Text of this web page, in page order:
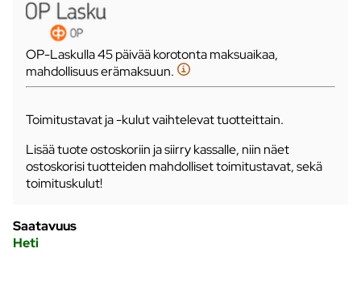
OP-Laskulla 45 päivää korotonta maksuaikaa,
mahdollisuus erämaksuun.
Toimitustavat ja -kulut vaihtelevat tuotteittain.
Lisää tuote ostoskoriin ja siirry kassalle, niin näet
ostoskorisi tuotteiden mahdolliset toimitustavat, sekä
toimituskulut!
Saatavuus
Heti